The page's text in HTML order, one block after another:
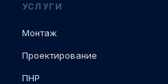
УСЛУГИ
Монтаж
Проектирование
ПНР